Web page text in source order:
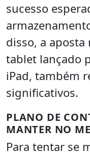
sucesso
disso, a
tablet lançado
iPad, também
significativos.
PLANO DE
MANTER NO
Para tentar se